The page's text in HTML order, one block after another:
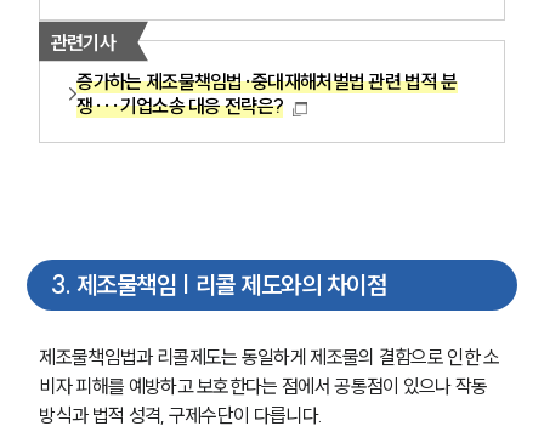
관련기사
증가하는 제조물책임법·중대재해처벌법 관련 법적 분
쟁···기업소송 대응 전략은?
3. 제조물책임 | 리콜 제도와의 차이점
제조물책임법과 리콜제도는 동일하게 제조물의 결함으로 인한 소
비자 피해를 예방하고 보호한다는 점에서 공통점이 있으나 작동
방식과 법적 성격, 구제수단이 다릅니다.